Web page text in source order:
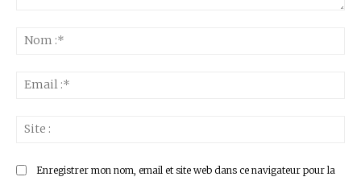
Enregistrer mon nom, email et site web dans ce navigateur pour la